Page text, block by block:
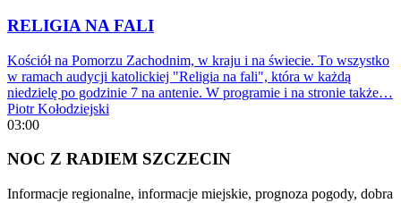
RELIGIA NA FALI
Kościół na Pomorzu Zachodnim, w kraju i na świecie. To wszystko
w ramach audycji katolickiej "Religia na fali", która w każdą
niedzielę po godzinie 7 na antenie. W programie i na stronie także…
Piotr Kołodziejski
03:00
NOC Z RADIEM SZCZECIN
Informacje regionalne, informacje miejskie, prognoza pogody, dobra